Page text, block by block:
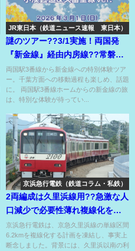
JR東日本（鉄道ニュース速報 東日本）
謎のツアー??3/1実施！両国発
『新金線』経由内房線??常磐線
入線後、総武線にどう戻る？
両国駅3番線から新金線への特別体験ツア
ー。千葉方面への移動過程も楽しめ、話題
に。 両国駅3番線ホームからの新金線の旅
は、特別な体験が待ってい...
京浜急行電鉄（鉄道コラム・私鉄）
2両編成は久里浜線用??急激な人
口減少で必要性薄れ複線化を凍
結した京急久里浜線??
京浜急行電鉄は、京急久里浜線の単線区間
6.2kmを複線化する計画を凍結し、事実上
断念しました。背景には、久里浜以南の利